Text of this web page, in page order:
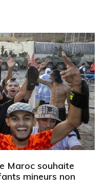
Maroc souhaite
mineurs non